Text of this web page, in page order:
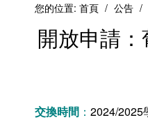
您的位置: 首頁 / 公告 /
開放申請
交換時間 ： 2024/2025